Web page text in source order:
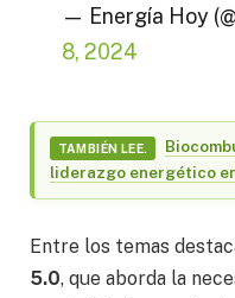
— Energía Hoy
8, 2024
TAMBIÉN LEE.
liderazgo energético
Entre los temas
5.0, que aborda la